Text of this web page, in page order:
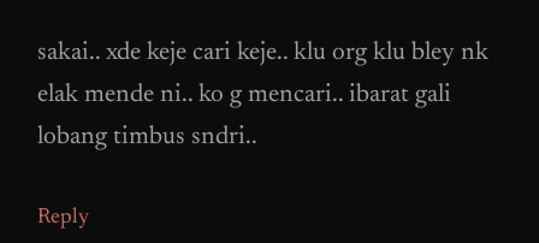
sakai.. xde keje cari keje.. klu org klu bley nk
elak mende ni.. ko g mencari.. ibarat gali
lobang timbus sndri..
Reply